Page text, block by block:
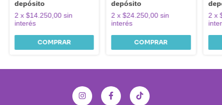
depósito
2 x $14.250,00 sin
interés
cifras)
depósito
2 x$24.250,00 sin
interés
2 x